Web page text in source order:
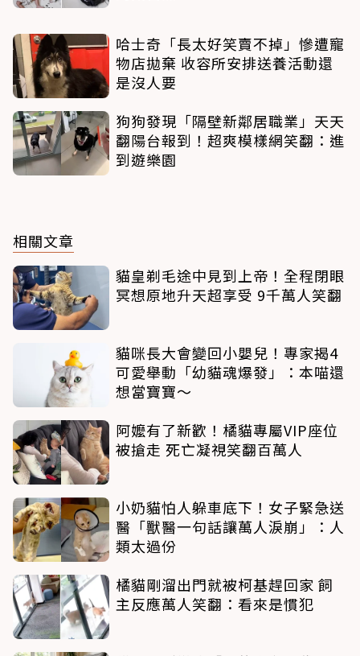
哈士奇「長太好笑賣不掉」慘遭寵
物店拋棄 收容所安排送養活動還
是沒人要
狗狗發現「隔壁新鄰居職業」天天
翻陽台報到！超爽模樣網笑翻：進
到遊樂園
相關文章
貓皇剃毛途中見到上帝！全程閉眼
冥想原地升天超享受 9千萬人笑翻
貓咪長大會變回小嬰兒！專家揭4
可愛舉動「幼貓魂爆發」：本喵還
想當寶寶～
阿嬤有了新歡！橘貓專屬VIP座位
被搶走 死亡凝視笑翻百萬人
小奶貓怕人躲車底下！女子緊急送
醫「獸醫一句話讓萬人淚崩」：人
類太過份
橘貓剛溜出門就被柯基趕回家 飼
主反應萬人笑翻：看來是慣犯